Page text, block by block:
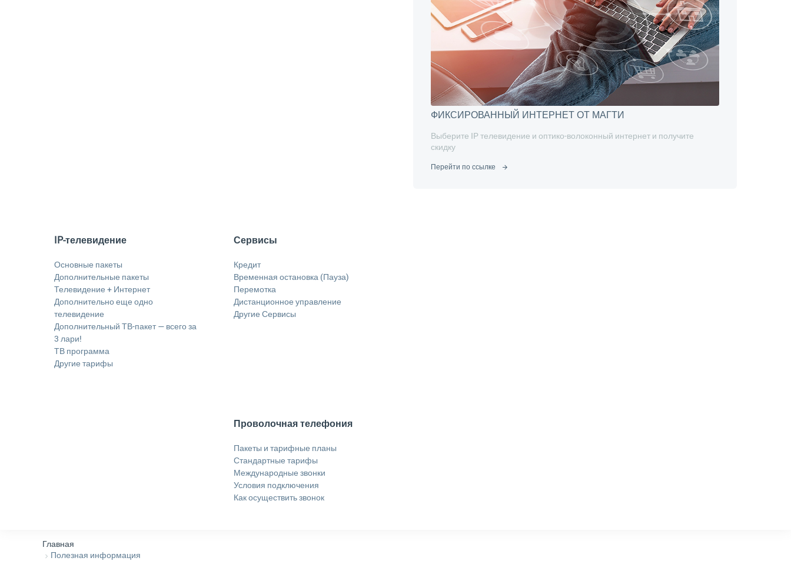
ФИКСИРОВАННЫЙ ИНТЕРНЕТ ОТ МАГТИ
Выберите IP телевидение и оптико-волоконный интернет и получите
скидку
Перейти по ссылке
IP-телевидение
Основные пакеты
Дополнительные пакеты
Телевидение + Интернет
Дополнительно еще одно
телевидение
Дополнительный ТВ-пакет — всего за
3 лари!
ТВ программа
Другие тарифы
Сервисы
Кредит
Временная остановка (Пауза)
Перемотка
Дистанционное управление
Другие Сервисы
Проволочная телефония
Пакеты и тарифные планы
Стандартные тарифы
Международные звонки
Условия подключения
Как осуществить звонок
Главная
Полезная информация